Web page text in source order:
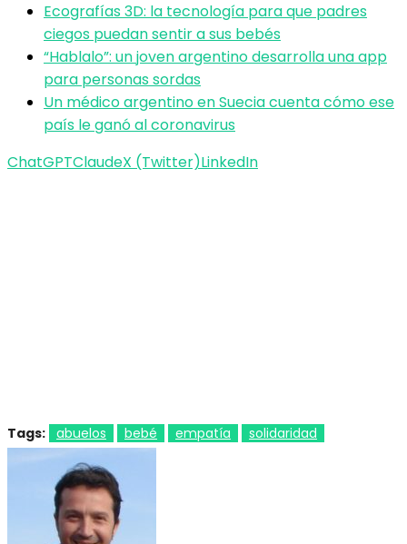
Ecografías 3D: la tecnología para que padres
ciegos puedan sentir a sus bebés
“Hablalo”: un joven argentino desarrolla una app
para personas sordas
Un médico argentino en Suecia cuenta cómo ese
país le ganó al coronavirus
ChatGPTClaudeX (Twitter)LinkedIn
Tags: abuelos bebé empatía solidaridad